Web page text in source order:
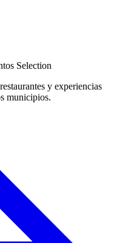
Selection
y experiencias
municipios.